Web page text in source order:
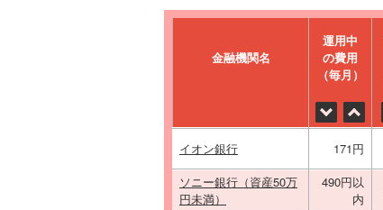
金融機関名
運⽤中
の費⽤
（毎⽉）
イオン銀行 171円
ソニー銀行（資産50万
円未満）
490円以
内